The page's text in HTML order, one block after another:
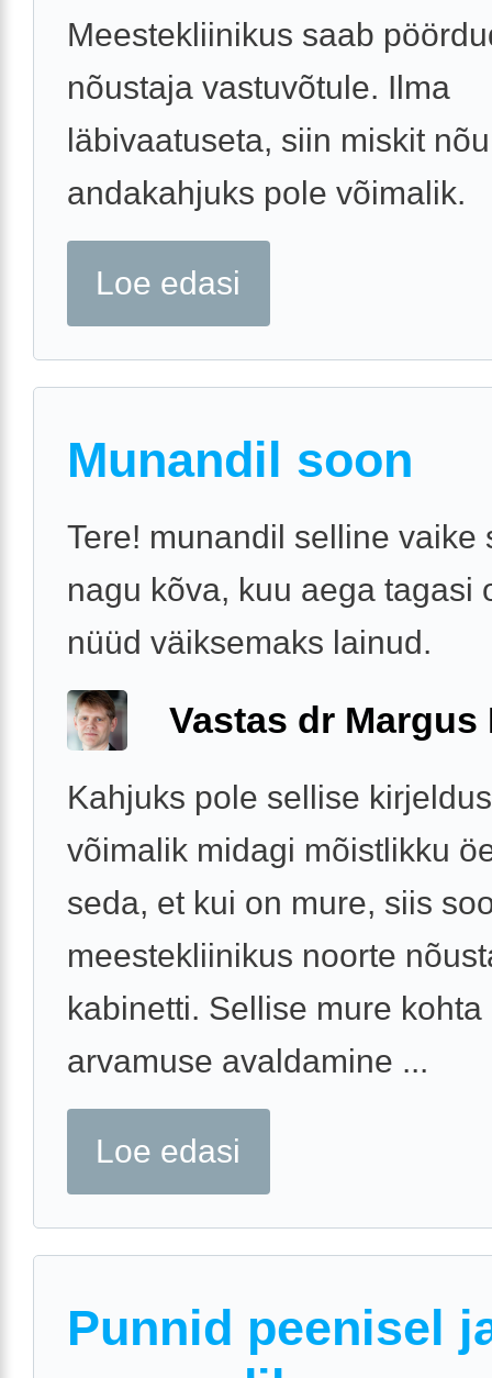
Meestekliinikus saab
nõustaja vastuvõtule. Ilma
läbivaatuseta, siin miskit nõu
andakahjuks pole võimalik.
Loe edasi
Munandil soon
Tere! munandil selline vaike
nagu kõva, kuu aega tagasi
nüüd väiksemaks lainud.
Vastas dr Margus
Kahjuks pole sellise
võimalik midagi mõistlikku
seda, et kui on mure, siis
meestekliinikus noorte
kabinetti. Sellise mure kohta
arvamuse avaldamine ...
Loe edasi
Punnid peenisel